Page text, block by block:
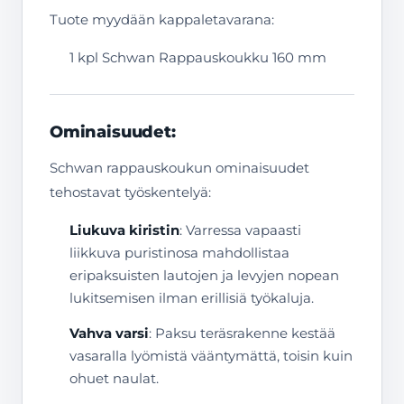
Tuote myydään kappaletavarana:
1 kpl Schwan Rappauskoukku 160 mm
Ominaisuudet:
Schwan rappauskoukun ominaisuudet
tehostavat työskentelyä:
Liukuva kiristin: Varressa vapaasti
liikkuva puristinosa mahdollistaa
eripaksuisten lautojen ja levyjen nopean
lukitsemisen ilman erillisiä työkaluja.
Vahva varsi: Paksu teräsrakenne kestää
vasaralla lyömistä vääntymättä, toisin kuin
ohuet naulat.